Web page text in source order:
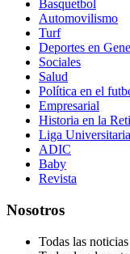
Basquetbol
Automovilismo
Turf
Deportes en
Sociales
Salud
Política en el
Empresarial
Historia en la
Liga Universitaria
ADIC
Baby
Revista
Nosotros
Todas las noticias